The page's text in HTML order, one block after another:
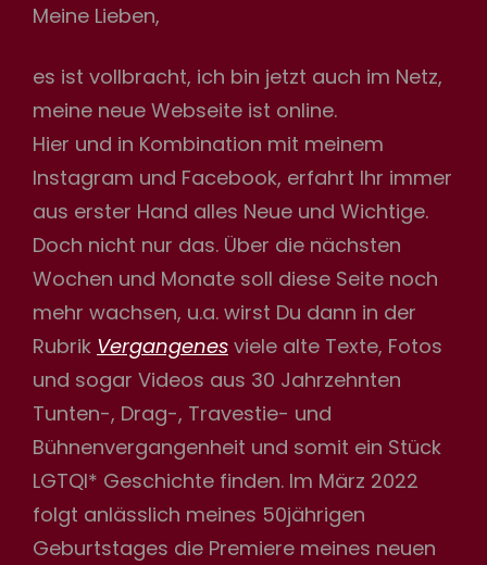
Meine Lieben,
es ist vollbracht, ich bin jetzt auch im Netz,
meine neue Webseite ist online.
Hier und in Kombination mit meinem
Instagram und Facebook, erfahrt Ihr immer
aus erster Hand alles Neue und Wichtige.
Doch nicht nur das. Über die nächsten
Wochen und Monate soll diese Seite noch
mehr wachsen, u.a. wirst Du dann in der
Rubrik Vergangenes viele alte Texte, Fotos
und sogar Videos aus 30 Jahrzehnten
Tunten-, Drag-, Travestie- und
Bühnenvergangenheit und somit ein Stück
LGTQI* Geschichte finden. Im März 2022
folgt anlässlich meines 50jährigen
Geburtstages die Premiere meines neuen